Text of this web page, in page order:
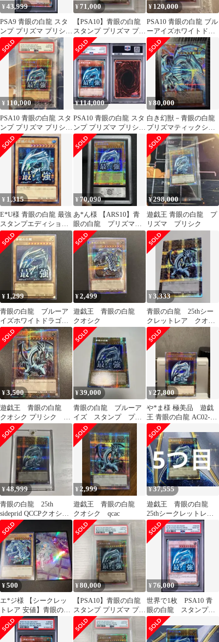
¥43,999
PSA9 青眼の白龍 スタ
ンプ プリズマ プリシク
最強
¥ 71,000
【PSA10】青眼の白龍
スタンプ プリズマ プリ
シク 最強 絵違い 日版
¥ 120,000
PSA10 青眼の白龍 ブル
ーアイズホワイトドラ
ゴン プリズマティック
最強
¥ 110,000
PSA10 青眼の白龍 スタ
ンプ プリズマ プリシク
最強 絵違い
¥114,000
PSA10 青眼の白龍 スタ
ンプ プリズマ プリシク
最強
¥80,000
白き幻獣－青眼の白龍
プリズマティックシー
クレットレア(PSE) 日
版
¥ 1,315
E*U様 青眼の白龍 最強
スタンプエディション
シークレットレア 五
つ目
¥ 70,090
あ*ん様 【ARS10】青
眼の白龍 プリズマ
プリシク スタンプエ
ディション 日
¥298,000
遊戯王 青眼の白龍 プ
リズマ プリシク
¥ 1,299
青眼の白龍 ブルーア
イズホワイトドラゴ
ン スタンプエディシ
ョン シークレット
¥2,499
遊戯王 青眼の白龍
クオシク
¥3,333
青眼の白龍 25thシー
クレットレア クオシ
ク 絵違い EX版
¥3,500
遊戯王 青眼の白龍
クオシク プリシク
25th 2右向 EX版
¥39,000
青眼の白龍 ブルーア
イズ スタンプ プリ
ズマ
¥ 27,800
や*ま様 極美品 遊戯
王 青眼の白龍 AC02-
JP000 プリシク アニ
クロ
¥48,999
青眼の白龍 25th
sideprid QCCPクオシ
ク 日版
¥ 2,999
遊戯王 青眼の白龍
クオシク qcac
¥37,555
遊戯王 青眼の白龍
25thシークレットレア
PRIDE 日版 特価 5
つ目
¥500
エ*ジ様 【シークレッ
トレア 安値】青眼の白
龍 ブルーアイズホワイ
トドラゴン+お
¥80,000
【PSA10】青眼の白龍
スタンプ プリズマ プリ
シク 最強 絵違い 値下
げ不可
¥ 76,000
世界で1枚 PSA10 青
眼の白龍 スタンプ
1st スターライト 最強